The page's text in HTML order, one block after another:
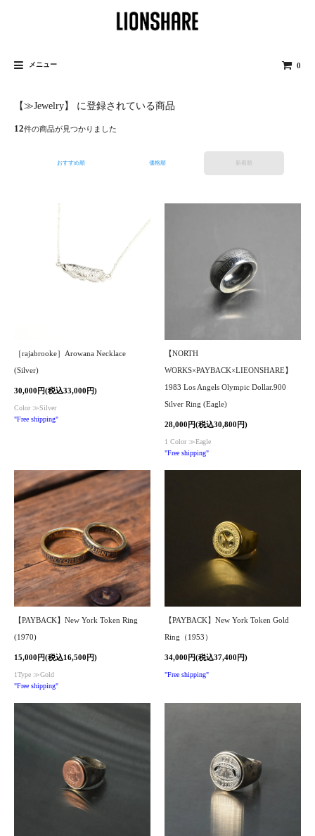
メニュー 0
【≫Jewelry】 に登録されている商品
12件の商品が見つかりました
おすすめ順 価格順 新着順
［rajabrooke］Arowana Necklace
(Silver)
30,000円(税込33,000円)
Color ≫Silver
"Free shipping"
【NORTH
WORKS×PAYBACK×LIEONSHARE】
1983 Los Angels Olympic Dollar.900
Silver Ring (Eagle)
28,000円(税込30,800円)
1 Color ≫Eagle
"Free shipping"
【PAYBACK】New York Token Ring
(1970)
15,000円(税込16,500円)
1Type ≫Gold
"Free shipping"
【PAYBACK】New York Token Gold
Ring（1953）
34,000円(税込37,400円)
"Free shipping"